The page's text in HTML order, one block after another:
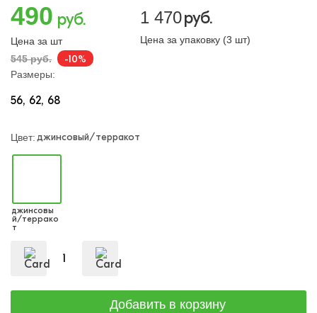
545 руб. -10%
490 руб.
Цена за шт
1 470руб.
Цена за упаковку (3 шт)
Размеры:
56 62 68
Цвет: джинсовый/терракот
джинсовы
й/террако
т